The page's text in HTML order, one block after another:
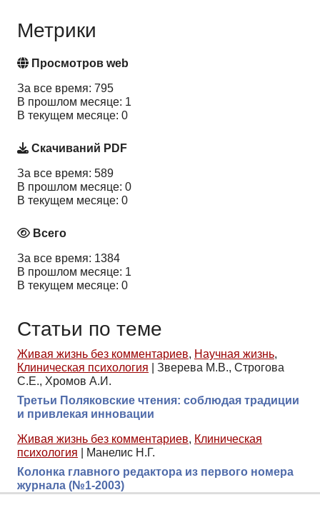
Метрики
Просмотров web
За все время: 795
В прошлом месяце: 1
В текущем месяце: 0
Скачиваний PDF
За все время: 589
В прошлом месяце: 0
В текущем месяце: 0
Всего
За все время: 1384
В прошлом месяце: 1
В текущем месяце: 0
Статьи по теме
Живая жизнь без комментариев, Научная жизнь,
Клиническая психология
Зверева М.В., Строгова
С.Е., Хромов А.И.
Третьи Поляковские чтения: соблюдая традиции
и привлекая инновации
Живая жизнь без комментариев, Клиническая
психология
Манелис Н.Г.
Колонка главного редактора из первого номера
журнала (№1-2003)